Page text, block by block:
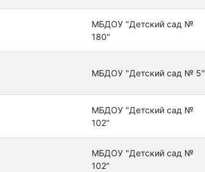
МБДОУ "Детский сад №
180"
МБДОУ "Детский сад № 5"
МБДОУ "Детский сад №
102"
МБДОУ "Детский сад №
102"